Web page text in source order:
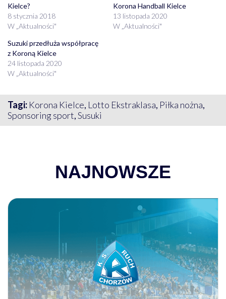
Kielce?
8 stycznia 2018
W „Aktualności"
Korona Handball Kielce
13 listopada 2020
W „Aktualności"
Suzuki przedłuża współpracę
z Koroną Kielce
24 listopada 2020
W „Aktualności"
Tagi: Korona Kielce, Lotto Ekstraklasa, Piłka nożna,
Sponsoring sport,Susuki
NAJNOWSZE